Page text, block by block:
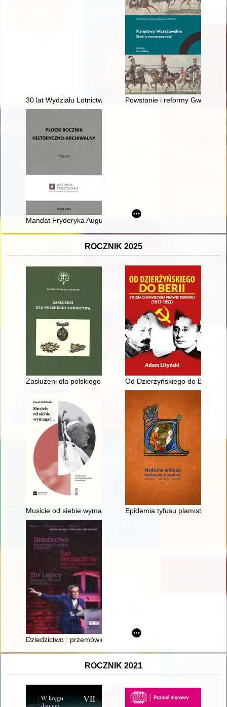
30 lat Wydziału Lotnictwa Lotniczej Akademii Wojskowej
Powstanie i reformy Gwardii
Mandat Fryderyka Augusta do władz miasta Łęczycy (varia)
ROCZNIK 2025
Zasłużeni dla polskiego łowiectwaOd Dzierżyńskiego do Berii :
Musicie od siebie wymagać... : II pielgrzymka Jana Pawła II
Epidemia tyfusu plamistego w
Dziedzictwo : przemówienia Ocalałych z Auschwitz = Das
ROCZNIK 2021